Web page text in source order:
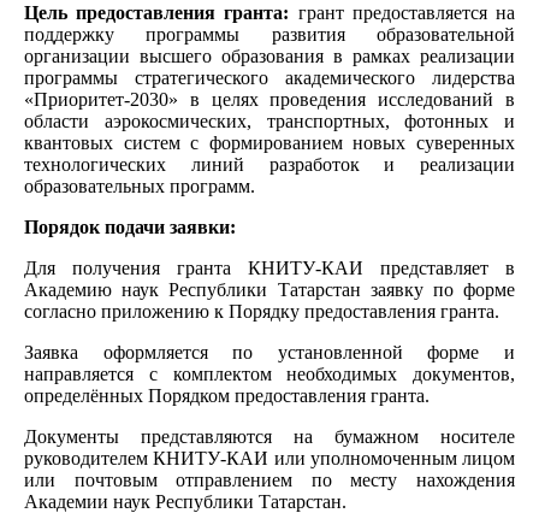
Цель предоставления гранта: грант предоставляется на
поддержку программы развития образовательной
организации высшего образования в рамках реализации
программы стратегического академического лидерства
«Приоритет-2030» в целях проведения исследований в
области аэрокосмических, транспортных, фотонных и
квантовых систем с формированием новых суверенных
технологических линий разработок и реализации
образовательных программ.
Порядок подачи заявки:
Для получения гранта КНИТУ-КАИ представляет в
Академию наук Республики Татарстан заявку по форме
согласно приложению к Порядку предоставления гранта.
Заявка оформляется по установленной форме и
направляется с комплектом необходимых документов,
определённых Порядком предоставления гранта.
Документы представляются на бумажном носителе
руководителем КНИТУ-КАИ или уполномоченным лицом
или почтовым отправлением по месту нахождения
Академии наук Республики Татарстан.